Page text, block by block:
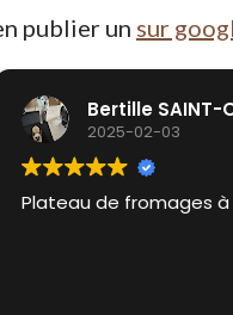
publier un sur
Bertille SAINT-
2025-02-03
Plateau de fromages